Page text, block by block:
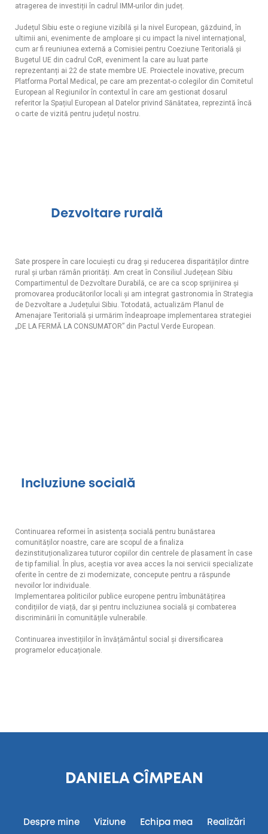
atragerea de investiții în cadrul IMM-urilor din județ.
Județul Sibiu este o regiune vizibilă și la nivel European, găzduind, în
ultimii ani, evenimente de amploare și cu impact la nivel internațional,
cum ar fi reuniunea externă a Comisiei pentru Coeziune Teritorială și
Bugetul UE din cadrul CoR, eveniment la care au luat parte
reprezentanți ai 22 de state membre UE. Proiectele inovative, precum
Platforma Portal Medical, pe care am prezentat-o colegilor din Comitetul
European al Regiunilor în contextul în care am gestionat dosarul
referitor la Spațiul European al Datelor privind Sănătatea, reprezintă încă
o carte de vizită pentru județul nostru.
Dezvoltare rurală
Sate prospere în care locuiești cu drag și reducerea disparităților dintre
rural și urban rămân priorități. Am creat în Consiliul Județean Sibiu
Compartimentul de Dezvoltare Durabilă, ce are ca scop sprijinirea și
promovarea producătorilor locali și am integrat gastronomia în Strategia
de Dezvoltare a Județului Sibiu. Totodată, actualizăm Planul de
Amenajare Teritorială și urmărim îndeaproape implementarea strategiei
„DE LA FERMĂ LA CONSUMATOR” din Pactul Verde European.
Incluziune socială
Continuarea reformei în asistența socială pentru bunăstarea
comunităților noastre, care are scopul de a finaliza
dezinstituționalizarea tuturor copiilor din centrele de plasament în case
de tip familial. În plus, aceștia vor avea acces la noi servicii specializate
oferite în centre de zi modernizate, concepute pentru a răspunde
nevoilor lor individuale.
Implementarea politicilor publice europene pentru îmbunătățirea
condițiilor de viață, dar și pentru incluziunea socială și combaterea
discriminării în comunitățile vulnerabile.
Continuarea investițiilor în învățământul social și diversificarea
programelor educaționale.
DANIELA CÎMPEAN
Despre mine Viziune Echipa mea Realizări